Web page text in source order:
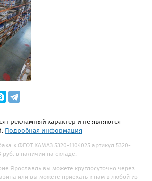
рекламный характер и не являются
Подробная информация
к ФГОТ КАМАЗ 5320-1104025 артикул 5320-
руб. в наличии на складе.
Ярославль вы можете круглосуточно через
или вы можете приехать к нам в любой из